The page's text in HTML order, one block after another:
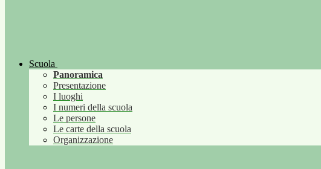
Scuola
Panoramica
Presentazione
I luoghi
I numeri della scuola
Le persone
Le carte della scuola
Organizzazione